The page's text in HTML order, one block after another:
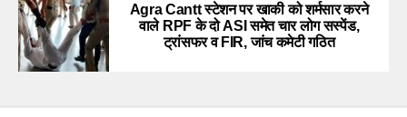
Agra Cantt स्टेशन पर खाकी को शर्मसार करने
वाले RPF के दो ASI समेत चार लोग सस्पेंड,
ट्रांसफर व FIR, जांच कमेटी गठित